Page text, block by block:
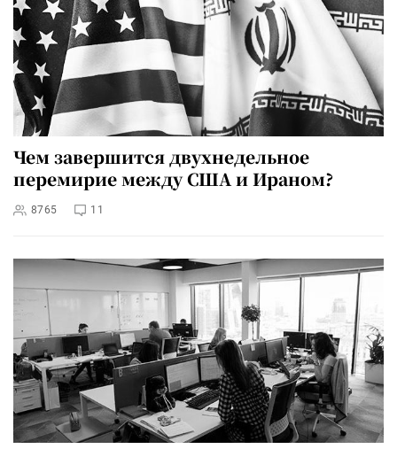
Чем завершится двухнедельное
перемирие между США и Ираном?
8765 11